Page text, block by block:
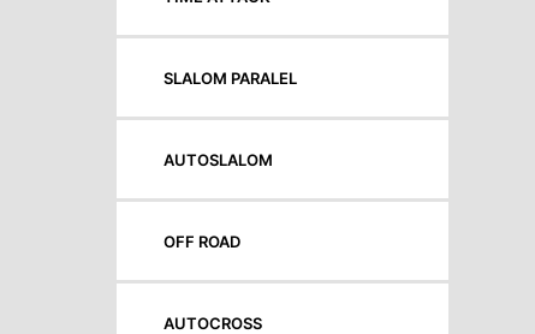
SLALOM PARALEL
AUTOSLALOM
OFF ROAD
AUTOCROSS